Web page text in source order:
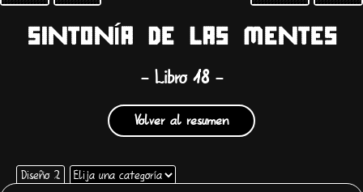
SINTONÍA DE LAS MENTES
- Libro 18 -
Volver al resumen
Diseño 2
Elija